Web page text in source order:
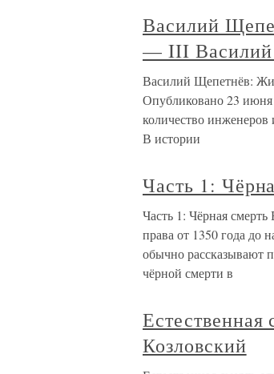
Василий
— III Василий
Василий Щепетнёв:
Опубликовано 23
количество
В истории
Часть 1:
Часть 1: Чёрная смерть
права от 1350 года до
обычно рассказывают
чёрной смерти в
Естественная
Козловский